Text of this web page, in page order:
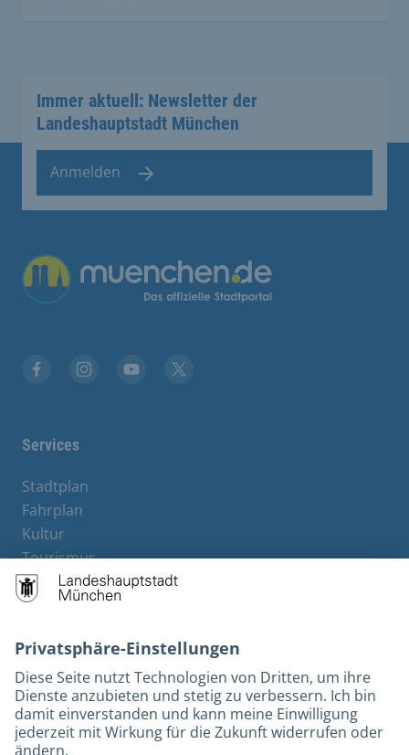
Immer aktuell: Newsletter der
Landeshauptstadt München
Anmelden
Services
Stadtplan
Fahrplan
Kultur
Tourismus
M-Strom
Bürgerservice
Kontakt
Barrierefreiheit